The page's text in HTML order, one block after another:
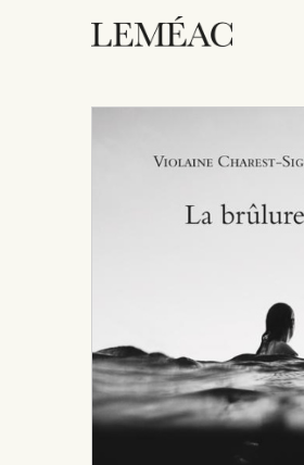
DROITS / RIGHTS
À PROPOS